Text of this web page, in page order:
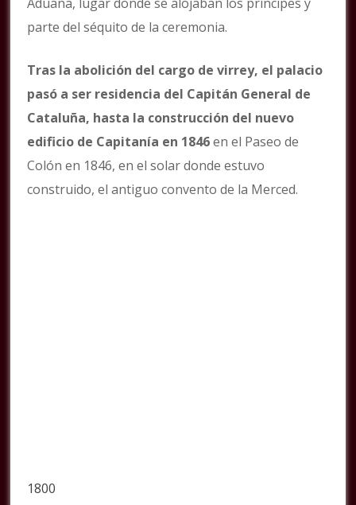
parte del séquito de la ceremonia.
Tras la abolición del cargo de virrey, el palacio
pasó a ser residencia del Capitán General de
Cataluña, hasta la construcción del nuevo
edificio de Capitanía en 1846en el Paseo de
Colón en 1846, en el solar donde estuvo
construido, el antiguo convento de la Merced.
1800